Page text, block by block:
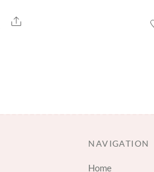
Share
NAVIGATION
Home